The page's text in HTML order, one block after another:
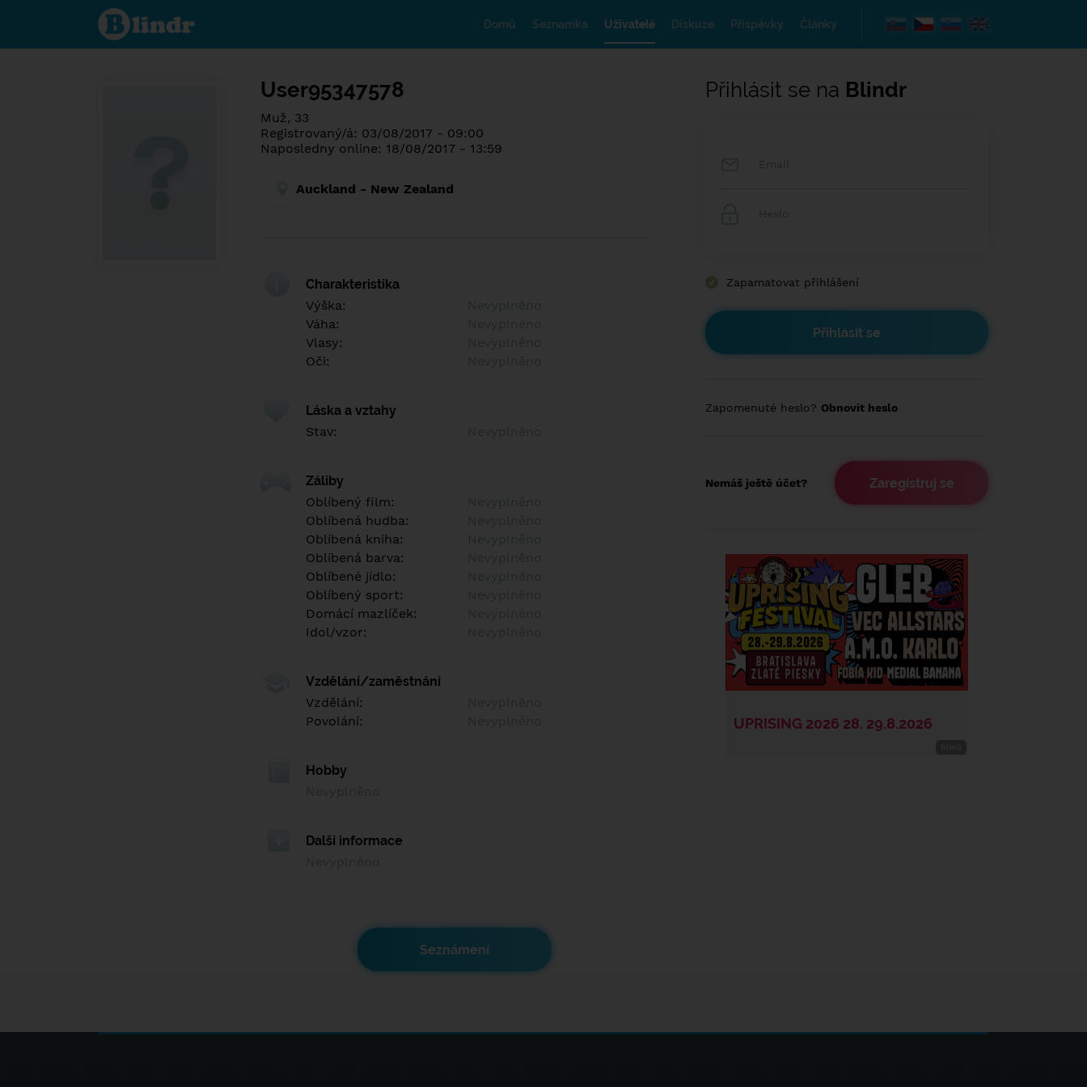
Poznej co je
pod maskou.
Seznamovací
Domů Seznamka Uživatelé Diskuze Příspěvky Články
User95347578
Muž, 33
Registrovaný/á: 03/08/2017 - 09:00
Naposledny online: 18/08/2017 - 13:59
Auckland - New Zealand
Charakteristika
Výška:
Váha:
Vlasy:
Oči:
Láska a vztahy
Stav:
Záliby
Oblíbený film:
Oblíbená hudba:
Oblíbená kniha:
Oblíbená barva:
Oblíbené jídlo:
Oblíbený sport:
Domácí mazlíček:
Idol/vzor:
Vzdělání/zaměstnání
Vzdělání:
Povolání:
Hobby
Další informace
Seznámení
Přihlásit se na Blindr
Zapamatovat přihlášení
Zapomenuté heslo? Obnovit heslo
Nemáš ještě účet? Zaregistruj se